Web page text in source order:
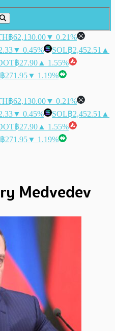
฿62,130.00▼ 0.21%
▼ 0.45% SOL฿2,452.51 ▲
฿27.90 ▲ 1.55%
฿271.95▼ 1.19%
฿62,130.00▼ 0.21%
▼ 0.45% SOL฿2,452.51 ▲
฿27.90 ▲ 1.55%
฿271.95▼ 1.19%
Medvedev